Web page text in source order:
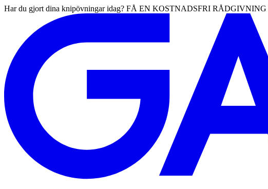
Har du gjort dina knipövningar idag? FÅ EN KOSTNADSFRI RÅDGIVNING